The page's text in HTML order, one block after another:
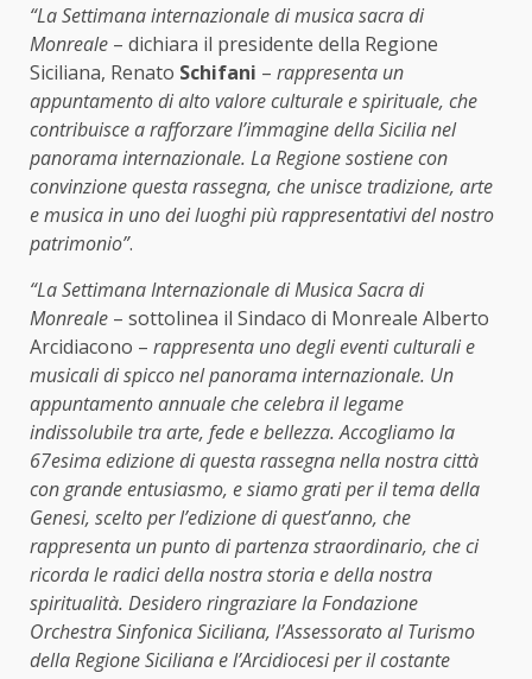
“La Settimana internazionale di musica sacra di
Monreale – dichiara il presidente della Regione
Siciliana, Renato Schifani – rappresenta un
appuntamento di alto valore culturale e spirituale, che
contribuisce a rafforzare l’immagine della Sicilia nel
panorama internazionale. La Regione sostiene con
convinzione questa rassegna, che unisce tradizione, arte
e musica in uno dei luoghi più rappresentativi del nostro
patrimonio”.
“La Settimana Internazionale di Musica Sacra di
Monreale – sottolinea il Sindaco di Monreale Alberto
Arcidiacono – rappresenta uno degli eventi culturali e
musicali di spicco nel panorama internazionale. Un
appuntamento annuale che celebra il legame
indissolubile tra arte, fede e bellezza. Accogliamo la
67esima edizione di questa rassegna nella nostra città
con grande entusiasmo, e siamo grati per il tema della
Genesi, scelto per l’edizione di quest’anno, che
rappresenta un punto di partenza straordinario, che ci
ricorda le radici della nostra storia e della nostra
spiritualità. Desidero ringraziare la Fondazione
Orchestra Sinfonica Siciliana, l’Assessorato al Turismo
della Regione Siciliana e l’Arcidiocesi per il costante